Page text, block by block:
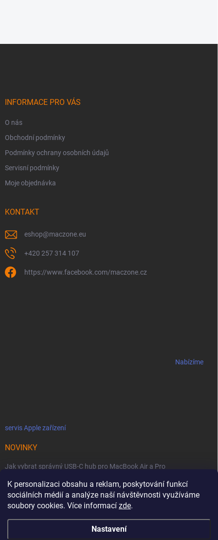
K personalizaci obsahu a reklam, poskytování funkcí
sociálních médií a analýze naší návštěvnosti využíváme
soubory cookies. Více informací zde.
Nastavení
INFORMACE PRO VÁS
O nás
Obchodní podmínky
Podmínky ochrany osobních údajů
Servisní podmínky
Moje objednávka
KONTAKT
eshop@maczone.eu
+420 257 314 107
https://www.facebook.com/maczone.cz
Nabízíme
servis Apple zařízení
NOVINKY
Jak vybrat správný USB-C hub pro MacBook Air a Pro
Jaké podmínky jsou u licencí OWC SoftRAID ?
OWC Thunderbolt 5 Dual 10GbE: Síťová bestie se dvěma 10GbE porty